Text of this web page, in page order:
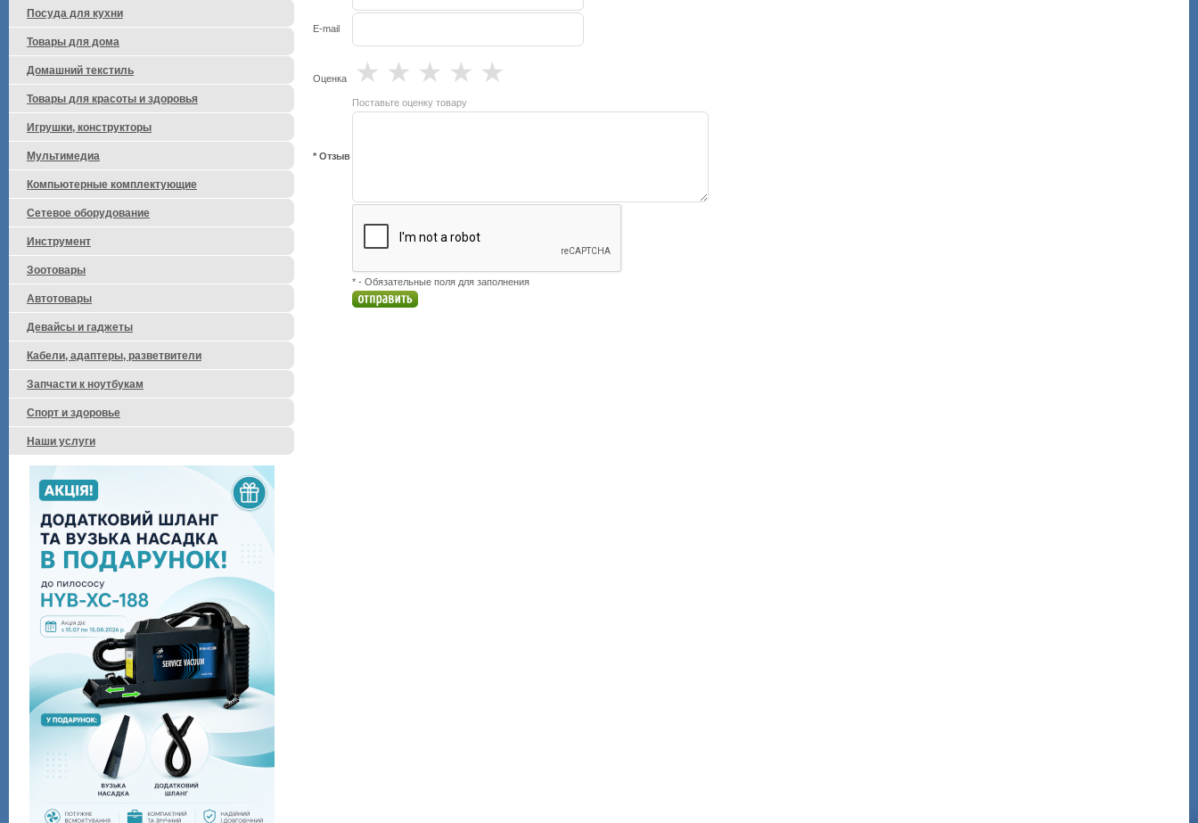
E-mail
Оценка ★
★
★
★
★
Поставьте оценку товару
* Отзыв
* - Обязательные поля для заполнения
Посуда для кухни
Товары для дома
Домашний текстиль
Товары для красоты и здоровья
Игрушки, конструкторы
Мультимедиа
Компьютерные комплектующие
Сетевое оборудование
Инструмент
Зоотовары
Автотовары
Девайсы и гаджеты
Кабели, адаптеры, разветвители
Запчасти к ноутбукам
Спорт и здоровье
Наши услуги